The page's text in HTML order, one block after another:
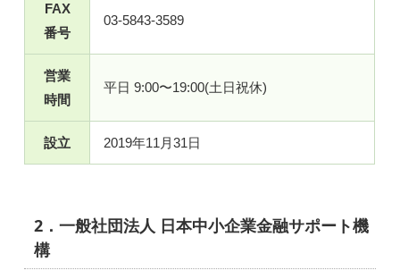
FAX
番号
03-5843-3589
営業
時間
平日 9:00〜19:00(土日祝休)
設立 2019年11月31日
2．一般社団法人 日本中小企業金融サポート機
構